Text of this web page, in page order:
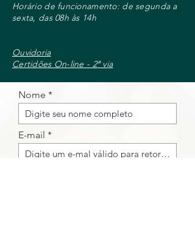
Horário de funcionamento: de segunda a
sexta, das 08h às 14h
Ouvidoria
Certidões On-line - 2ª via
Nome
E-mail